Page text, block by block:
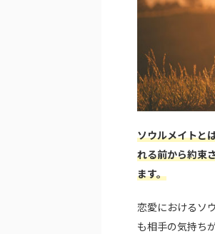
ソウルメイトと
れる前から約束
ます。
恋愛におけるソ
も相手の気持ち